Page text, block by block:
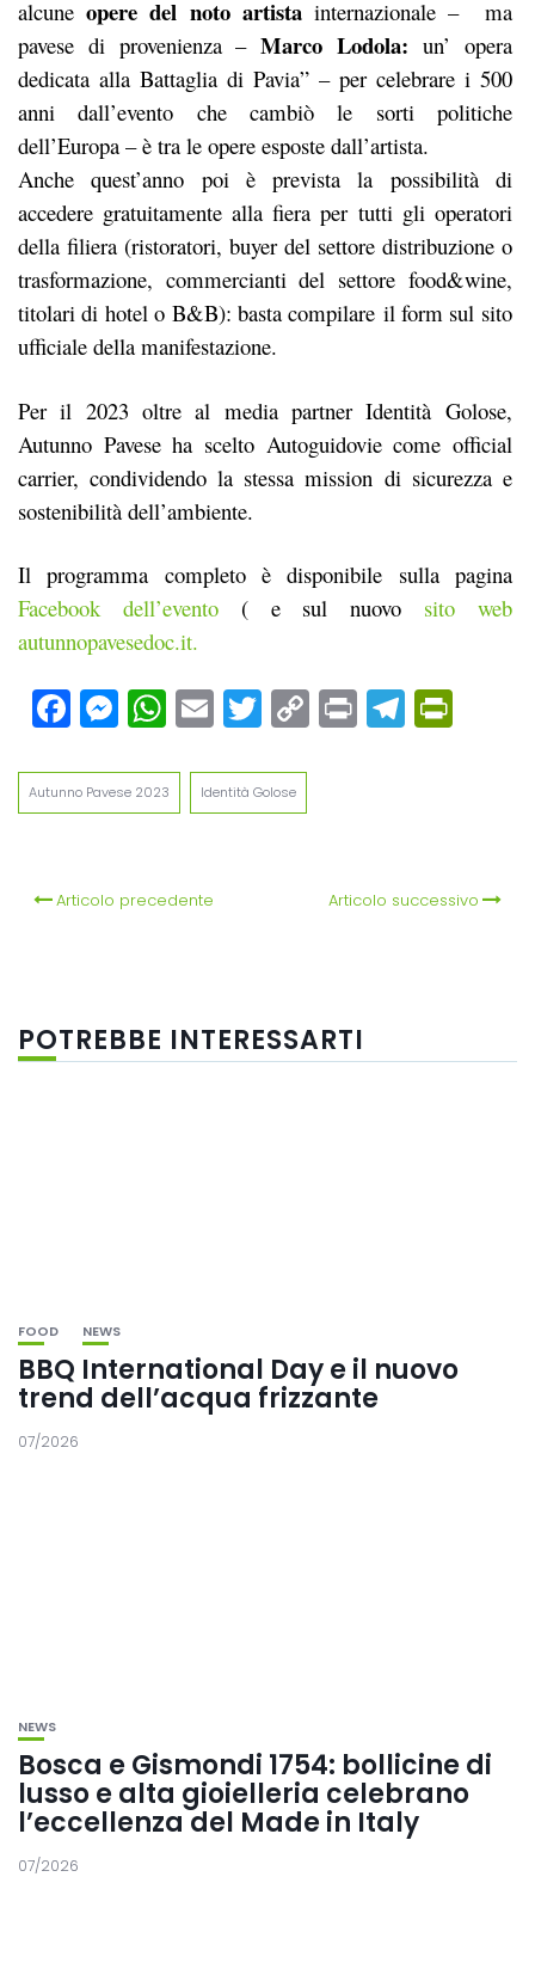
alcuneopere del noto artistainternazionale – ma
pavese di provenienza –Marco Lodola: un’ opera
dedicata alla Battaglia di Pavia” – per celebrare i 500
anni dall’evento che cambiò le sorti politiche
dell’Europa – è tra le opere esposte dall’artista.
Anche quest’anno poi è prevista la possibilità di
accedere gratuitamente alla fiera per tutti gli operatori
della filiera (ristoratori, buyer del settore distribuzione o
trasformazione, commercianti del settore food&wine,
titolari di hotel o B&B): basta compilare ilform sul sito
ufficiale della manifestazione.
Per il 2023 oltre al media partner Identità Golose,
Autunno Pavese ha scelto Autoguidovie come official
carrier, condividendo la stessa mission di sicurezza e
sostenibilità dell’ambiente.
Il programma completo è disponibile sulla pagina
Facebook dell’evento( e sulnuovo sito web
autunnopavesedoc.it.
Facebook
Messenger
WhatsApp
EmailTwitter
Copy
Link
Print
Autunno Pavese 2023 Identità Golose
Articolo precedente Articolo successivo
POTREBBE INTERESSARTI
FOOD NEWS
BBQ International Day e il nuovo
trend dell’acqua frizzante
07/2026
NEWS
Bosca e Gismondi 1754: bollicine di
lusso e alta gioielleria celebrano
l’eccellenza del Made in Italy
07/2026